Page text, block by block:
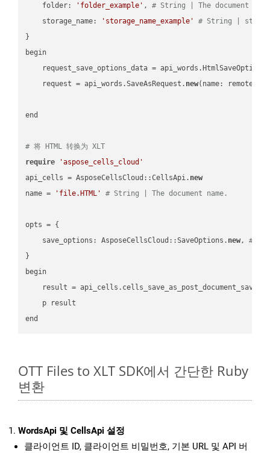
    folder:
'folder_example' , # String | The document
    storage_name:
'storage_name_example'
# String |
}
begin
request_save_options_data =
    request = api_words.SaveAsRequest.
new(name:
end
# 将 HTML 转换为 XLT
require
'aspose_cells_cloud'
api_cells = AsposeCellsCloud::CellsApi. new
name =
'file.HTML' # String | The document name.
opts = {
    save_options: AsposeCellsCloud::SaveOptions.
new, #
}
begin
result =
    p result
OTT Files to XLT SDK에서 간단한 Ruby
변환
WordsApi 및 CellsApi 설정
클라이언트 ID, 클라이언트 비밀번호, 기본 URL 및 API 버